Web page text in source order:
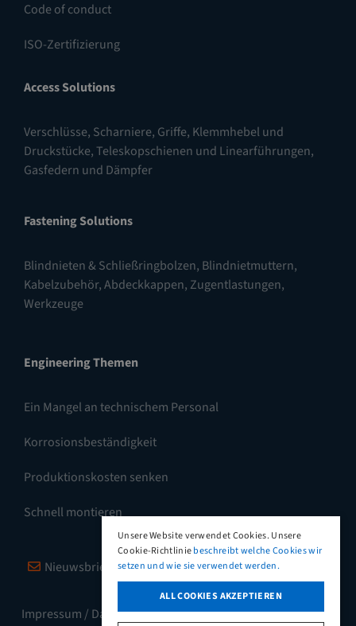
Code of conduct
ISO-Zertifizierung
Access Solutions
Verschlüsse, Scharniere, Griffe, Klemmhebel und
Druckstücke,Teleskopschienen und Linearführungen,
Gasfedern und Dämpfer
Fastening Solutions
Blindnieten & Schließringbolzen, Blindnietmuttern,
Kabelzubehör, Abdeckkappen, Zugentlastungen,
Werkzeuge
Engineering Themen
Ein Mangel an technischem Personal
Korrosionsbeständigkeit
Produktionskosten senken
Schnell montieren
Impressum / Datenschutz Allgemeine
Nieuwsbrief Vimeo LinkedIn
Unsere Website verwendet Cookies. Unsere
Cookie-Richtliniebeschreibt welche Cookies wir
setzen und wie sie verwendet werden.
ALL COOKIES AKZEPTIEREN